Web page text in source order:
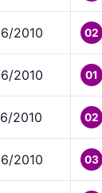
2010 02
2010 01
2010 02
2010 03